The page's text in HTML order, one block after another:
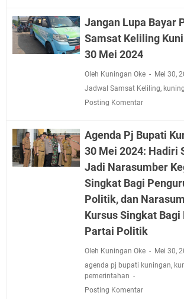
Jangan Lupa Bayar
Samsat Keliling
30 Mei 2024
Oleh Kuningan Oke
Mei 30,
Jadwal Samsat Keliling,
Posting Komentar
Agenda Pj Bupati
30 Mei 2024: Hadiri
Jadi Narasumber
Singkat Bagi
Politik, dan
Kursus Singkat Bagi
Partai Politik
Oleh Kuningan Oke
Mei 30,
agenda pj bupati kuningan,
pemerintahan
Posting Komentar